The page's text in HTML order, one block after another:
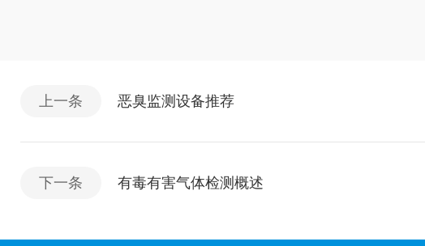
上一条 恶臭监测设备推荐
下一条 有毒有害气体检测概述